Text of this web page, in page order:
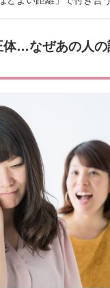
体…なぜあの人